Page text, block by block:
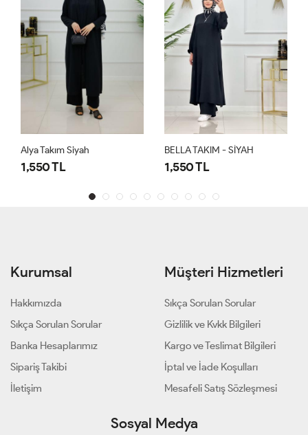
BELLA TAKIM - SİYAH
1,550 TL
BELLA TAKIM - ACI KAHVE
1,550 TL
Kurumsal
Hakkımızda
Sıkça Sorulan Sorular
Banka Hesaplarımız
Sipariş Takibi
İletişim
Müşteri Hizmetleri
Sıkça Sorulan Sorular
Gizlilik ve Kvkk Bilgileri
Kargo ve Teslimat Bilgileri
İptal ve İade Koşulları
Mesafeli Satış Sözleşmesi
Sosyal Medya